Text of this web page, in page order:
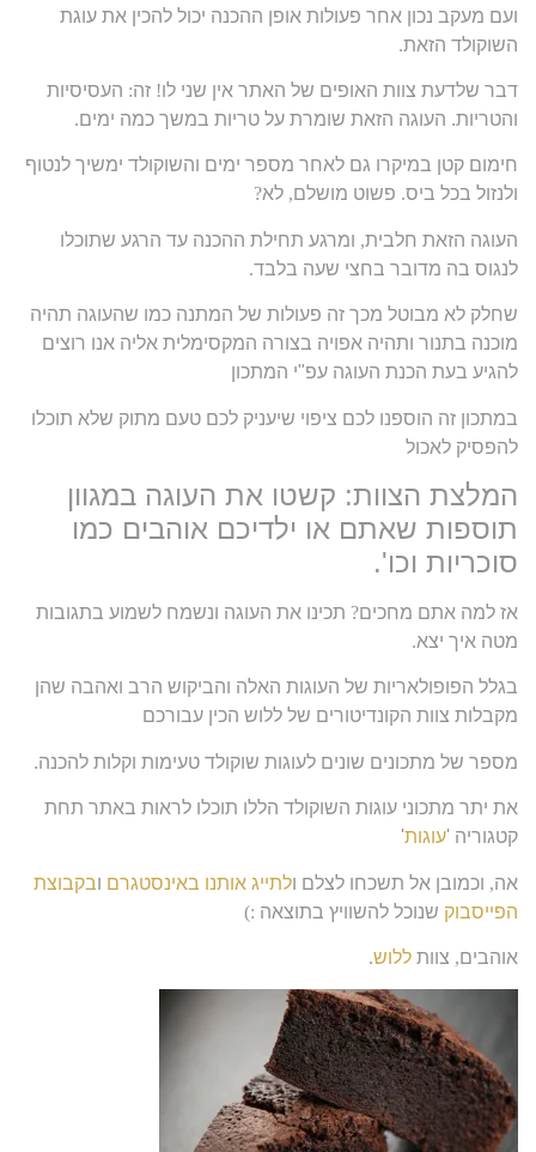
ועם מעקב נכון אחר פעולות אופן ההכנה יכול להכין את עוגת
השוקולד הזאת.
דבר שלדעת צוות האופים של האתר אין שני לו! זה: העסיסיות
והטריות. העוגה הזאת שומרת על טריות במשך כמה ימים.
חימום קטן במיקרו גם לאחר מספר ימים והשוקולד ימשיך לנטוף
ולנזול בכל ביס. פשוט מושלם, לא?
העוגה הזאת חלבית, ומרגע תחילת ההכנה עד הרגע שתוכלו
לנגוס בה מדובר בחצי שעה בלבד.
שחלק לא מבוטל מכך זה פעולות של המתנה כמו שהעוגה תהיה
מוכנה בתנור ותהיה אפויה בצורה המקסימלית אליה אנו רוצים
להגיע בעת הכנת העוגה עפ"י המתכון
במתכון זה הוספנו לכם ציפוי שיעניק לכם טעם מתוק שלא תוכלו
להפסיק לאכול
המלצת הצוות: קשטו את העוגה במגוון
תוספות שאתם או ילדיכם אוהבים כמו
סוכריות וכו'.
אז למה אתם מחכים? תכינו את העוגה ונשמח לשמוע בתגובות
מטה איך יצא.
בגלל הפופולאריות של העוגות האלה והביקוש הרב ואהבה שהן
מקבלות צוות הקונדיטורים של ללוש הכין עבורכם
מספר של מתכונים שונים לעוגות שוקולד טעימות וקלות להכנה.
את יתר מתכוני עוגות השוקולד הללו תוכלו לראות באתר תחת
קטגוריה 'עוגות'
אה, וכמובן אל תשכחו לצלם ולתייג אותנו באינסטגרם ובקבוצת
הפייסבוק שנוכל להשוויץ בתוצאה :)
אוהבים, צוות ללוש.